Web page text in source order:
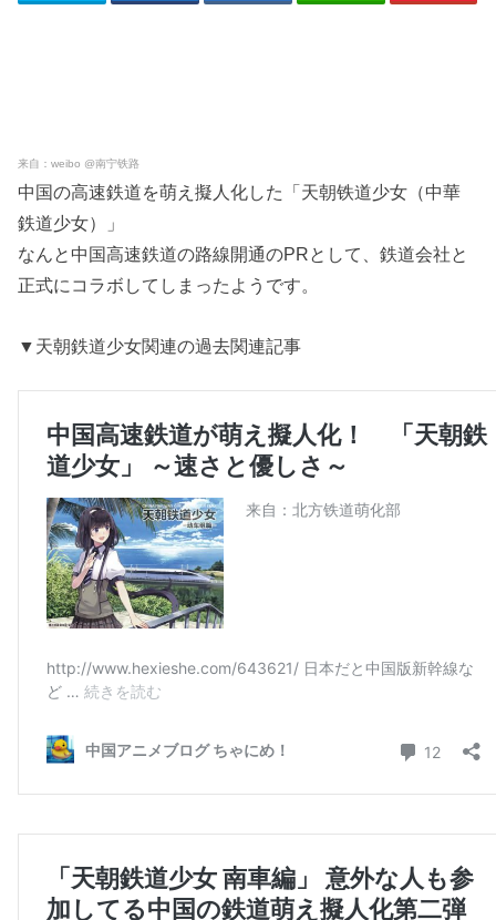
来自：weibo @南宁铁路
中国の高速鉄道を萌え擬人化した「天朝铁道少女（中華
鉄道少女）」
なんと中国高速鉄道の路線開通のPRとして、鉄道会社と
正式にコラボしてしまったようです。
▼天朝鉄道少女関連の過去関連記事